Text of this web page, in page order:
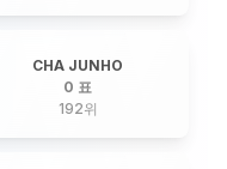
CHA JUNHO
0 표
192위